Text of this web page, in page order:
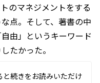
のマネジメントをする
点。そして、著書の中
由」というキーワード
たかった。
と続きをお読みいただけ